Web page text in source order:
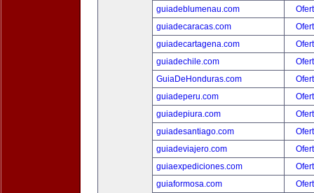
guiadeblumenau.com
guiadecaracas.com
guiadecartagena.com
guiadechile.com
GuiaDeHonduras.com
guiadeperu.com
guiadepiura.com
guiadesantiago.com
guiadeviajero.com
guiaexpediciones.com
guiaformosa.com